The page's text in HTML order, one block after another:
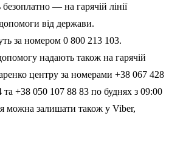
— на гарячій лінії
від держави.
за номером 0 800 213 103.
надають також на гарячій
центру за номерами +38 067 428
+38 050 107 88 83 по буднях з 09:00
можна залишати також у Viber,